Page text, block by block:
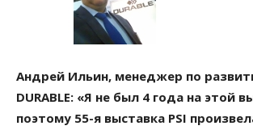
Андрей Ильин, менеджер по
DURABLE: «Я не был 4 года на этой
поэтому 55-я выставка PSI